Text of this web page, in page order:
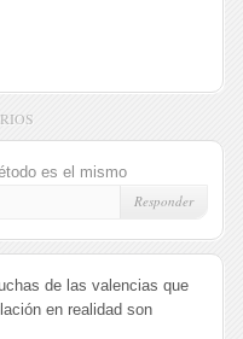
es el mismo
Responder
de las valencias que
en realidad son